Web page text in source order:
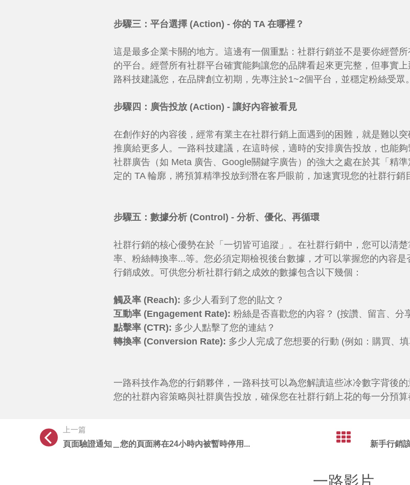
步驟三：平台選擇 (Action) - 你的 TA 在哪裡？
這是最多企業卡關的地方。這邊有一個重點：社群行銷並不是要你經營所
的平台。經營所有社群平台確實能夠讓您的品牌看起來更完整，但事實
路科技建議您，在品牌創立初期，先專注於1~2個平台，並穩定粉絲受眾。
步驟四：廣告投放 (Action) - 讓好內容被看見
在創作好的內容後，經常有業主在社群行銷上面遇到的困難，就是難以
推廣給更多人。一路科技建議，在這時候，適時的安排廣告投放，也能夠
社群廣告（如 Meta 廣告、Google關鍵字廣告）的強大之處在於其「精
定的 TA 輪廓，將預算精準投放到潛在客戶眼前，加速實現您的社群行銷
步驟五：數據分析 (Control) - 分析、優化、再循環
社群行銷的核心優勢在於「一切皆可追蹤」。在社群行銷中，您可以清
率、粉絲轉換率...等。您必須定期檢視後台數據，才可以掌握您的內容
行銷成效。可供您分析社群行銷之成效的數據包含以下幾個：
觸及率 (Reach): 多少人看到了您的貼文？
互動率 (Engagement Rate): 粉絲是否喜歡您的內容？ (按讚、留言、分
點擊率 (CTR): 多少人點擊了您的連結？
轉換率 (Conversion Rate): 多少人完成了您想要的行動 (例如：購買、填
一路科技作為您的行銷夥伴，一路科技可以為您解讀這些冰冷數字背後
您的社群內容策略與社群廣告投放，確保您在社群行銷上花的每一分預算
上一篇
頁面驗證通知＿您的頁面將在24小時內被暫時停用...
新手行銷
一路影片